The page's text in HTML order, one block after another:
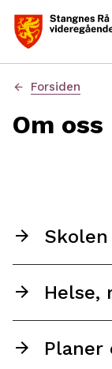
Du
her:
Forsiden
Om oss
Helse,
Planer